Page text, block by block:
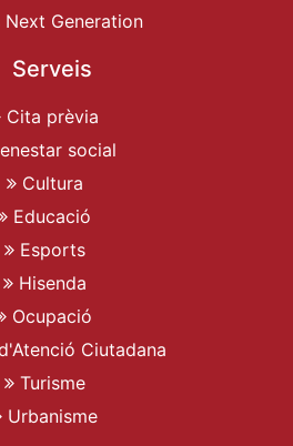
Next Generation
Serveis
Cita prèvia
social
Cultura
Educació
Esports
Hisenda
Ocupació
Ciutadana
Turisme
Urbanisme